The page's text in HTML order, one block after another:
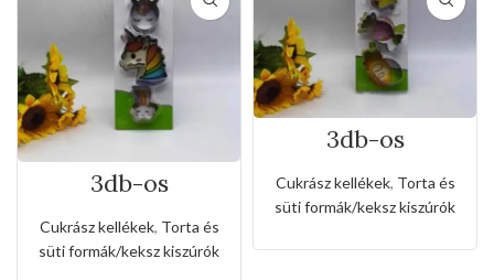
3db-os
kiszúró készlet
unikornis és
szivárvány
Cukrász kellékek, Torta és
süti formák/keksz kiszúrók
3db-os
kiszúró készlet
cukorka alakkal
Cukrász kellékek, Torta és
süti formák/keksz kiszúrók